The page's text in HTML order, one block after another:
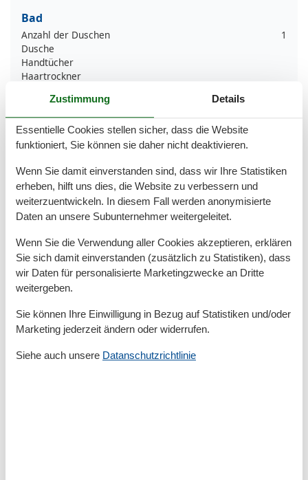
Bad
Anzahl der Duschen
1
Dusche
Handtücher
Haartrockner
Wäschetrockner
Basic
JahrRenovierung
2016
Kinder willkommen
Nichtraucher
Quadratmeter
Draußen
Anzahl der Parkplätze
Privater P-Platz
Entfernung
Strandentfernung
Zustimmung Details
Essentielle Cookies stellen sicher, dass die Website
funktioniert, Sie können sie daher nicht deaktivieren.
Wenn Sie damit einverstanden sind, dass wir Ihre Statistiken
erheben, hilft uns dies, die Website zu verbessern und
weiterzuentwickeln. In diesem Fall werden anonymisierte
Daten an unsere Subunternehmer weitergeleitet.
Wenn Sie die Verwendung aller Cookies akzeptieren, erklären
Sie sich damit einverstanden (zusätzlich zu Statistiken), dass
wir Daten für personalisierte Marketingzwecke an Dritte
weitergeben.
Sie können Ihre Einwilligung in Bezug auf Statistiken und/oder
Marketing jederzeit ändern oder widerrufen.
Siehe auch unsere Datanschutzrichtlinie